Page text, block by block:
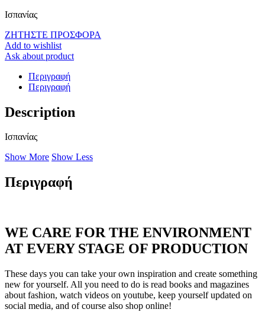
Ισπανίας
ΖΗΤΗΣΤΕ ΠΡΟΣΦΟΡΑ
Add to wishlist
Ask about product
Περιγραφή
Περιγραφή
Description
Ισπανίας
Show More Show Less
Περιγραφή
WE CARE FOR THE ENVIRONMENT
AT EVERY STAGE OF PRODUCTION
These days you can take your own inspiration and create something
new for yourself. All you need to do is read books and magazines
about fashion, watch videos on youtube, keep yourself updated on
social media, and of course also shop online!